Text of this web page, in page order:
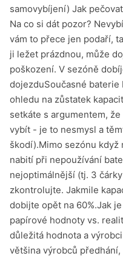
samovybíjení) Jak
Na co si dát pozor?
vám to přece jen podaří,
ji ležet prázdnou, může
poškození. V sezóně
dojezduSoučasné
ohledu na zůstatek
setkáte s argumentem,
vybít - je to nesmysl a
škodí).Mimo sezónu když
nabití při nepoužívání
nejoptimálnější (tj. 3
zkontrolujte. Jakmile
dobijte opět na 60%.Jak
papírové hodnoty vs.
důležitá hodnota a
většina výrobců